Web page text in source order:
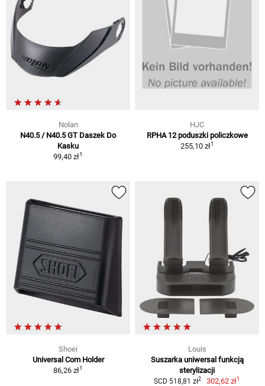
Nolan
N40.5 / N40.5 GT Daszek Do
Kasku
99,40 zł1
HJC
RPHA 12 poduszki policzkowe
255,10 zł1
Shoei
Universal Com Holder
86,26 zł1
Louis
Suszarka uniwersal funkcją
sterylizacji
SCD 518,81 zł2 302,62 zł1